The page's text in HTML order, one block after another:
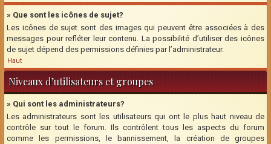
» Que sont les icônes de sujet?
Les icônes de sujet sont des images qui peuvent être associées à des
messages pour refléter leur contenu. La possibilité d’utiliser des icônes
de sujet dépend des permissions définies par l’administrateur.
Haut
Niveaux d’utilisateurs et groupes
» Qui sont les administrateurs?
Les administrateurs sont les utilisateurs qui ont le plus haut niveau de
contrôle sur tout le forum. Ils contrôlent tous les aspects du forum
comme les permissions, le bannissement, la création de groupes